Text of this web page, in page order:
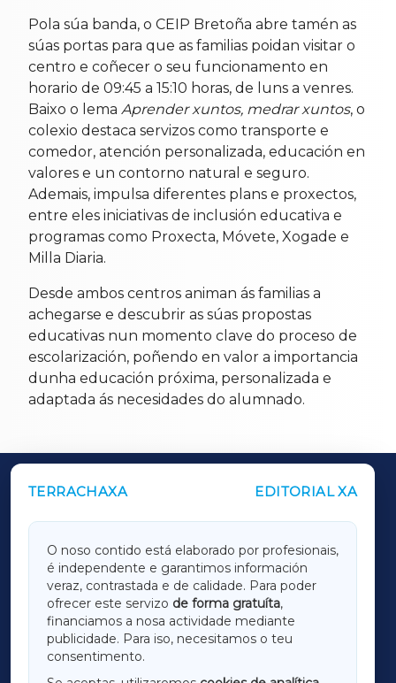
Pola súa banda, o CEIP Bretoña abre tamén as
súas portas para que as familias poidan visitar o
centro e coñecer o seu funcionamento en
horario de 09:45 a 15:10 horas, de luns a venres.
Baixo o lema Aprender xuntos, medrar xuntos, o
colexio destaca servizos como transporte e
comedor, atención personalizada, educación en
valores e un contorno natural e seguro.
Ademais, impulsa diferentes plans e proxectos,
entre eles iniciativas de inclusión educativa e
programas como Proxecta, Móvete, Xogade e
Milla Diaria.
Desde ambos centros animan ás familias a
achegarse e descubrir as súas propostas
educativas nun momento clave do proceso de
escolarización, poñendo en valor a importancia
dunha educación próxima, personalizada e
adaptada ás necesidades do alumnado.
TERRACHAXA EDITORIAL XA
O noso contido está elaborado por profesionais,
é independente e garantimos información
veraz, contrastada e de calidade. Para poder
ofrecer este servizo de forma gratuíta,
financiamos a nosa actividade mediante
publicidade. Para iso, necesitamos o teu
consentimento.
OUTROS PERIÓDICOS
LUGOXA
TERRACHAXA